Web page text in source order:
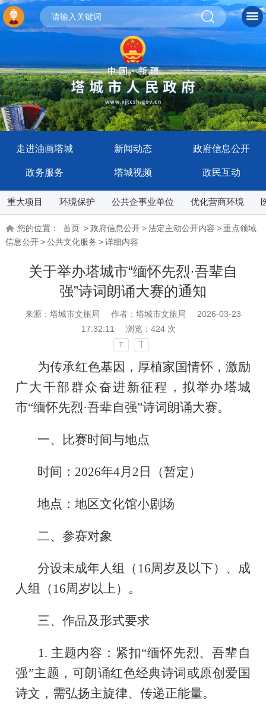
走进油画塔城 新闻动态 政府信息公开
政务服务 塔城视频 政民互动
重大项目 环境保护 公共企事业单位 优化营商环境
您的位置： 首页 >政府信息公开>法定主动公开内容 >重点领域
信息公开>公共文化服务 >详细内容
关于举办塔城市“缅怀先烈·吾辈自
强”诗词朗诵大赛的通知
来源：塔城市文旅局 作者：塔城市文旅局
2026-03-23
17:32:11
浏览： 424 次
T T
为传承红色基因，厚植家国情怀，激励
广大干部群众奋进新征程，拟举办塔城
市“缅怀先烈·吾辈自强”诗词朗诵大赛。
一、比赛时间与地点
时间：2026年4月2日（暂定）
地点：地区文化馆小剧场
二、参赛对象
分设未成年人组（16周岁及以下）、成
人组（16周岁以上）。
三、作品及形式要求
1. 主题内容：紧扣“缅怀先烈、吾辈自
强”主题，可朗诵红色经典诗词或原创爱国
诗文，需弘扬主旋律、传递正能量。